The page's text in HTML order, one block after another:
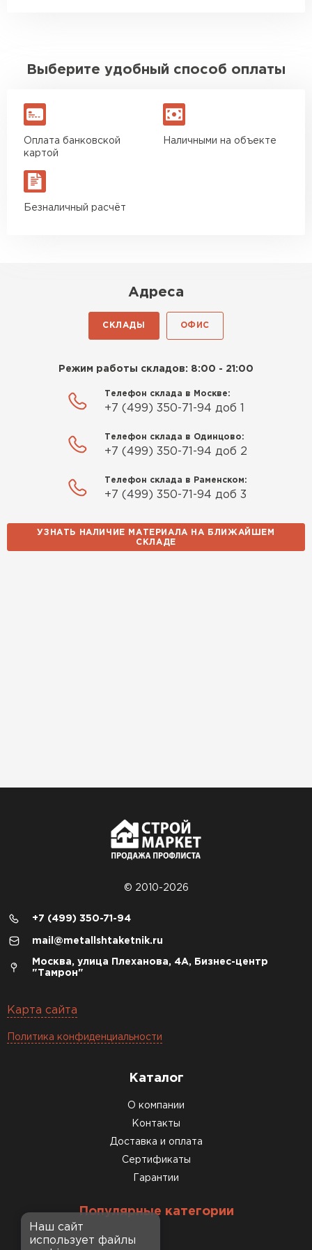
Выберите удобный способ оплаты
Оплата банковской
картой
Наличными на объекте
Безналичный расчёт
Адреса
СКЛАДЫ ОФИС
Режим работы складов: 8:00 - 21:00
Телефон склада в Москве:
+7 (499) 350-71-94 доб 1
Телефон склада в Одинцово:
+7 (499) 350-71-94 доб 2
Телефон склада в Раменском:
+7 (499) 350-71-94 доб 3
УЗНАТЬ НАЛИЧИЕ МАТЕРИАЛА НА БЛИЖАЙШЕМ
СКЛАДЕ
© 2010-2026
+7 (499) 350-71-94
mail@metallshtaketnik.ru
Москва, улица Плеханова, 4А, Бизнес-центр
"Тамрон"
Карта сайта
Политика конфиденциальности
Каталог
О компании
Контакты
Доставка и оплата
Сертификаты
Гарантии
Популярные категории
Наш сайт
использует файлы